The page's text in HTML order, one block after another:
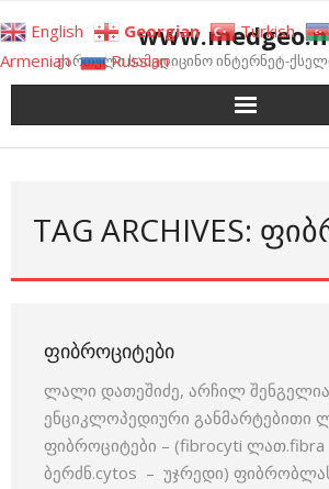
to
contentქართული სამედიცინო ინტერნეტ-
TAG ARCHIVES:
ᲤᲘᲑᲠᲝᲪᲘᲢᲔᲑᲘ
ლალი დათეშიძე, არჩილ
ენციკლოპედიური განმარტებითი
ფიბროციტები – (fibrocyti
ბერძნ.cytos – უჯრედი)
English Georgian Turkish
Armenian
Russian